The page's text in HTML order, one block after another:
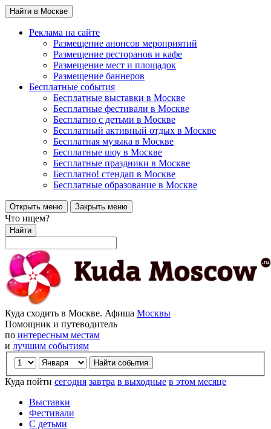
Найти в Москве
Реклама на сайте
Размещение анонсов мероприятий
Размещение ресторанов и кафе
Размещение мест и площадок
Размещение баннеров
Бесплатные события
Бесплатные выставки в Москве
Бесплатные фестивали в Москве
Бесплатно с детьми в Москве
Бесплатный активный отдых в Москве
Бесплатная музыка в Москве
Бесплатные шоу в Москве
Бесплатные праздники в Москве
Бесплатно! стендап в Москве
Бесплатные образование в Москве
Открыть меню Закрыть меню
Что ищем?
Найти
Куда сходить в Москве. Афиша Москвы
Помощник и путеводитель
по интересным местам
и лучшим событиям
Куда пойти сегодня завтра в выходные в этом месяце
Выставки
Фестивали
С детьми